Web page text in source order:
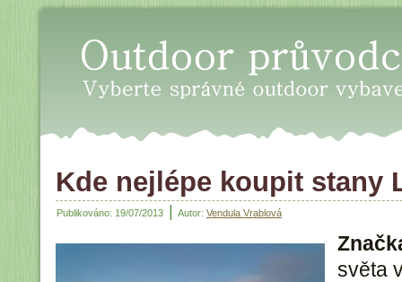
Kde nejlépe koupit stany
Publikováno: 19/07/2013 Autor: Vendula Vrablová
světa